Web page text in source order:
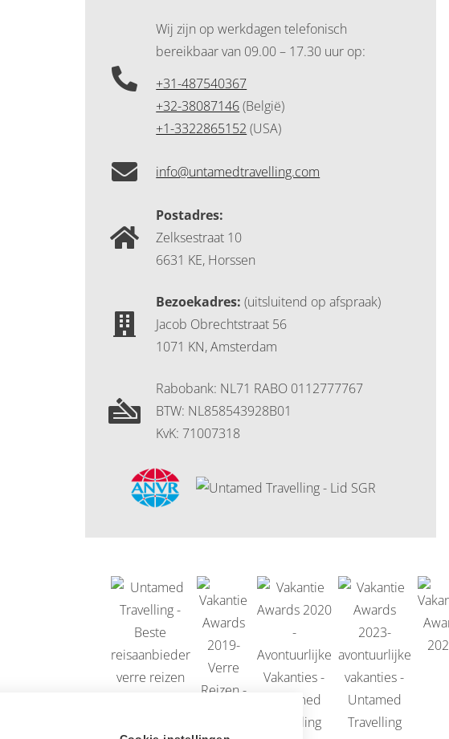
Wij zijn op werkdagen telefonisch
bereikbaarvan 09.00 – 17.30 uur op:
+31-487540367
+32-38087146(België)
+1-3322865152 (USA)
info@untamedtravelling.com
Postadres:
Zelksestraat 10
6631 KE, Horssen
Bezoekadres: (uitsluitend op afspraak)
Jacob Obrechtstraat 56
1071 KN, Amsterdam
Rabobank: NL71 RABO 0112777767
BTW: NL858543928B01
KvK: 71007318